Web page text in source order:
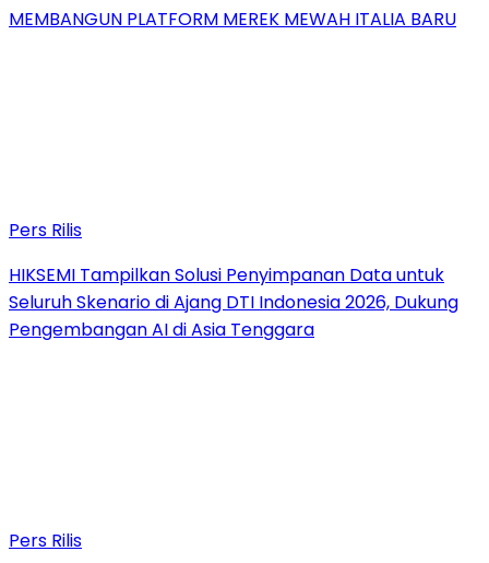
MEMBANGUN PLATFORM MEREK MEWAH ITALIA BARU
Pers Rilis
HIKSEMI Tampilkan Solusi Penyimpanan Data untuk
Seluruh Skenario di Ajang DTI Indonesia 2026, Dukung
Pengembangan AI di Asia Tenggara
Pers Rilis